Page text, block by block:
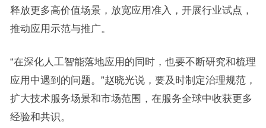
释放更多高价值场景，放宽应用准入，开展行业试点，
推动应用示范与推广。
“在深化人工智能落地应用的同时，也要不断研究和梳理
应用中遇到的问题。”赵晓光说，要及时制定治理规范，
扩大技术服务场景和市场范围，在服务全球中收获更多
经验和共识。